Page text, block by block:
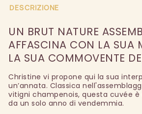
DESCRIZIONE
UN BRUT NATURE
AFFASCINA CON LA SUA
LA SUA COMMOVENTE
Christine vi propone qui la sua
un’annata. Classica
vitigni champenois, questa cuvée
da un solo anno di vendemmia.